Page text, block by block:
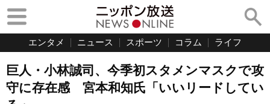
エンタメ ニュース スポーツ コラム ライフ
巨人・小林誠司、今季初スタメンマスクで攻
守に存在感 宮本和知氏「いいリードしてい